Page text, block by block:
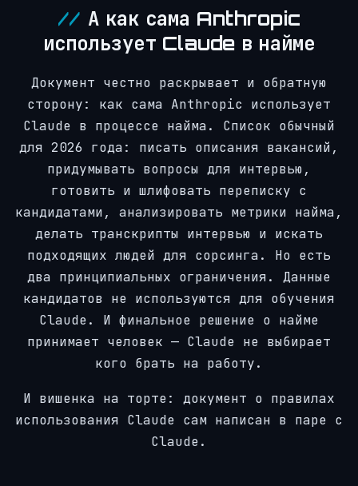
А как сама Anthropic
использует Claude в найме
Документ честно раскрывает и обратную
сторону: как сама Anthropic использует
Claude в процессе найма. Список обычный
для 2026 года: писать описания вакансий,
придумывать вопросы для интервью,
готовить и шлифовать переписку с
кандидатами, анализировать метрики найма,
делать транскрипты интервью и искать
подходящих людей для сорсинга. Но есть
два принципиальных ограничения. Данные
кандидатов не используются для обучения
Claude. И финальное решение о найме
принимает человек — Claude не выбирает
кого брать на работу.
И вишенка на торте: документ о правилах
использования Claude сам написан в паре с
Claude.